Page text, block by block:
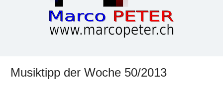
Musiktipp der Woche 50/2013